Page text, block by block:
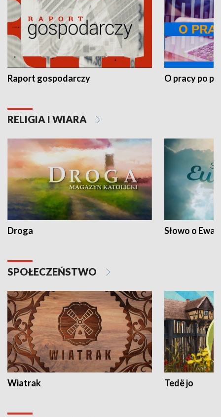
Raport gospodarczy O pracy po
RELIGIA I WIARA
Droga Słowo o
SPOŁECZEŃSTWO
Wiatrak Tedë jo